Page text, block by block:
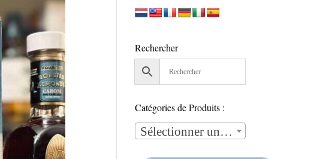
Rechercher
Catégories de Produits :
Sélectionner une catégorie